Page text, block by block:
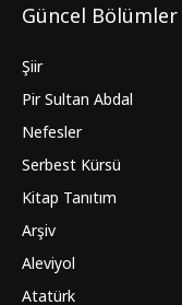
Güncel Bölümler
Şiir
Pir Sultan Abdal
Nefesler
Serbest Kürsü
Kitap Tanıtım
Arşiv
Aleviyol
Atatürk